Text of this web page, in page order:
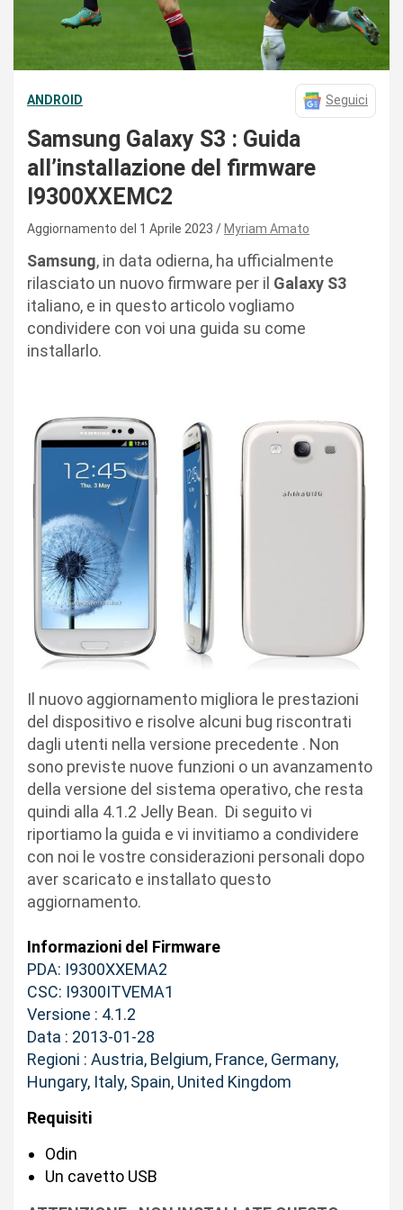
ANDROID Seguici
Samsung Galaxy S3 : Guida
all’installazione del firmware
I9300XXEMC2
Aggiornamento del 1 Aprile 2023 Myriam Amato
Samsung, in data odierna, ha ufficialmente
rilasciato un nuovo firmware per il Galaxy S3
italiano, e in questo articolo vogliamo
condividere con voi una guida su come
installarlo.
Il nuovo aggiornamento migliora le prestazioni
del dispositivo e risolve alcuni bug riscontrati
dagli utenti nella versione precedente . Non
sono previste nuove funzioni o un avanzamento
della versione del sistema operativo, che resta
quindi alla 4.1.2 Jelly Bean. Di seguito vi
riportiamo la guida e vi invitiamo a condividere
con noi le vostre considerazioni personali dopo
aver scaricato e installato questo
aggiornamento.
Informazioni del Firmware
PDA: I9300XXEMA2
CSC: I9300ITVEMA1
Versione : 4.1.2
Data : 2013-01-28
Regioni : Austria, Belgium, France, Germany,
Hungary, Italy, Spain, United Kingdom
Requisiti
Odin
Un cavetto USB